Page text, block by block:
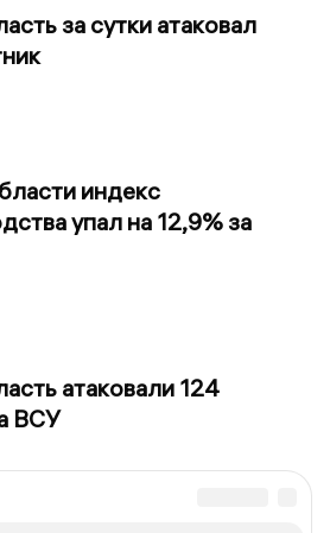
за сутки атаковал
индекс
упал на 12,9% за
атаковали 124
ВСУ